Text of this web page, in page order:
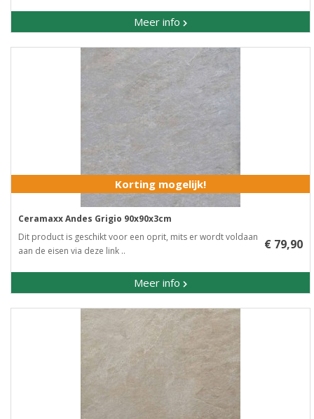
Meer info
Korting mogelijk!
Ceramaxx Andes Grigio 90x90x3cm
Dit product is geschikt voor een oprit, mits er wordt voldaan
aan de eisen via deze link ..
Meer info
€ 79,90